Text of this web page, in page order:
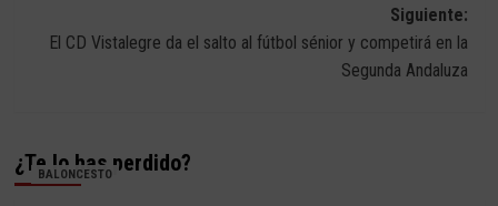
Siguiente:
El CD Vistalegre da el salto al fútbol sénior y competirá en la
Segunda Andaluza
¿Te lo has perdido?
BALONCESTO